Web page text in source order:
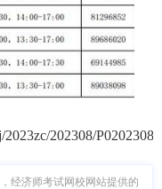
202308/
经济师考试网校网站提供的